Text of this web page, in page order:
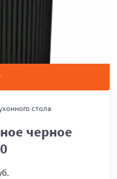
стола
черное